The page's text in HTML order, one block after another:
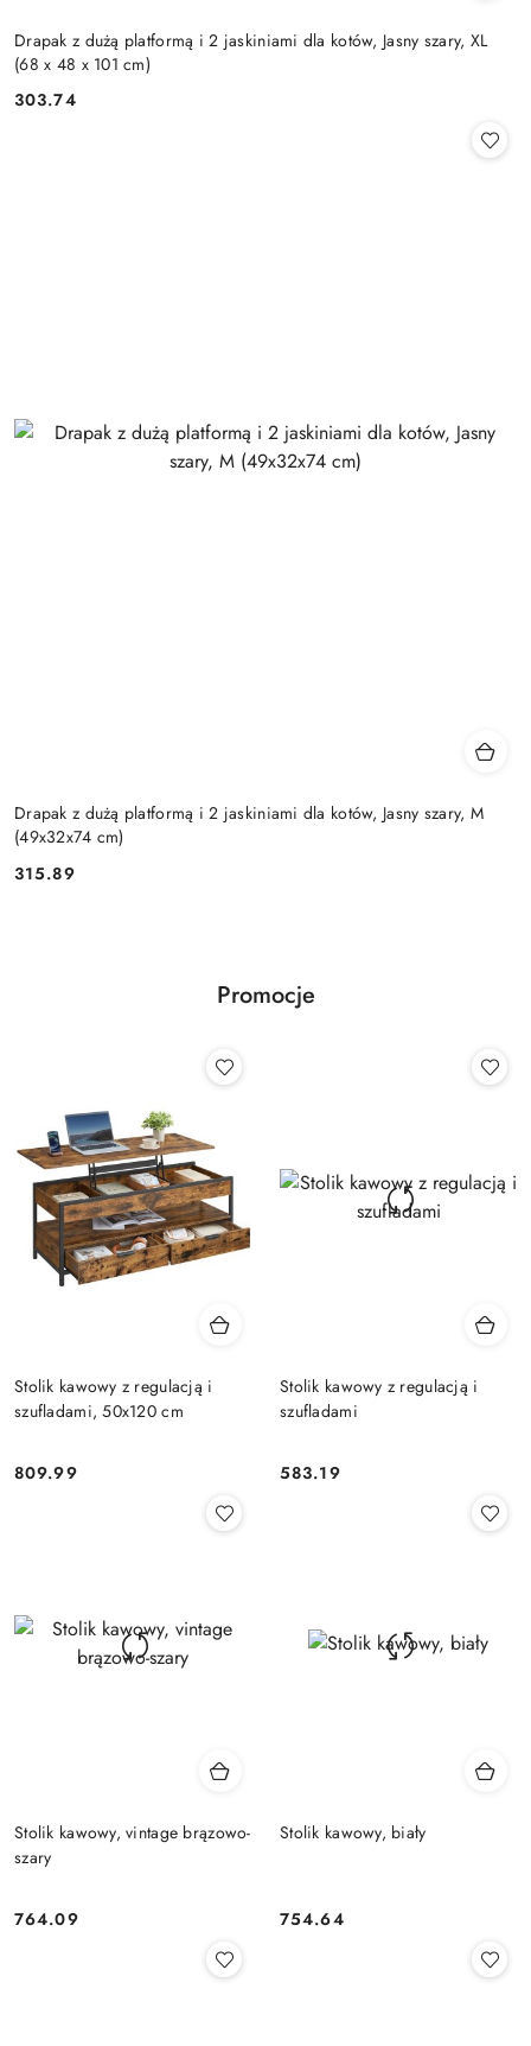
Drapak z dużą platformą i 2 jaskiniami dla kotów, Jasny szary, XL
(68 x 48 x 101 cm)
Cena:
303.74
Drapak z dużą platformą i 2 jaskiniami dla kotów, Jasny szary, M
(49x32x74 cm)
Cena:
315.89
Promocje
Stolik kawowy z regulacją i
szufladami, 50x120 cm
Cena:
809.99
Stolik kawowy z regulacją i
szufladami
Cena:
583.19
Stolik kawowy, vintage brązowo-
szary
Cena:
764.09
Stolik kawowy, biały
Cena:
754.64